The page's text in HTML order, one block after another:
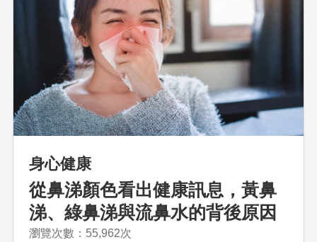
身心健康
從鼻涕顏色看出健康訊息，黃鼻
涕、綠鼻涕與流鼻水的背後原因
瀏覽次數：55,962次